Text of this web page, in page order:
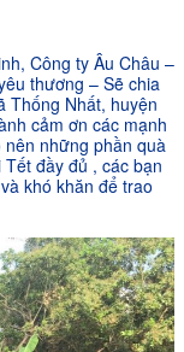
Công ty Âu Châu –
thương – Sẽ chia
Thống Nhất, huyện
cảm ơn các mạnh
những phần quà
đầy đủ , các bạn
khó khăn để trao